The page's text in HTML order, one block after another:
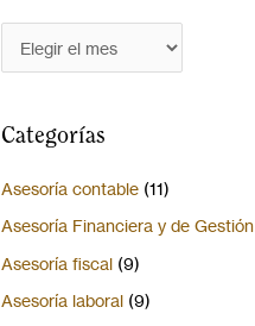
Categorías
Asesoría contable (11)
Asesoría Financiera y de Gestión
Asesoría fiscal (9)
Asesoría laboral (9)